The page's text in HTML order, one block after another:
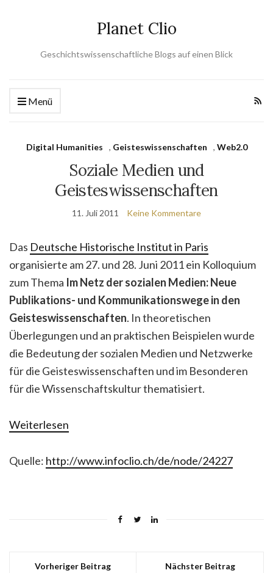
Planet Clio
Geschichtswissenschaftliche Blogs auf einen Blick
Menü
Digital Humanities , Geisteswissenschaften , Web2.0
Soziale Medien und
Geisteswissenschaften
11. Juli 2011 Keine Kommentare
Das Deutsche Historische Institut in Paris
organisierte am 27. und 28. Juni 2011 ein Kolloquium
zum Thema Im Netz der sozialen Medien: Neue
Publikations- und Kommunikationswege in den
Geisteswissenschaften. In theoretischen
Überlegungen und an praktischen Beispielen wurde
die Bedeutung der sozialen Medien und Netzwerke
für die Geisteswissenschaften und im Besonderen
für die Wissenschaftskultur thematisiert.
Weiterlesen
Quelle: http://www.infoclio.ch/de/node/24227
Vorheriger Beitrag Nächster Beitrag